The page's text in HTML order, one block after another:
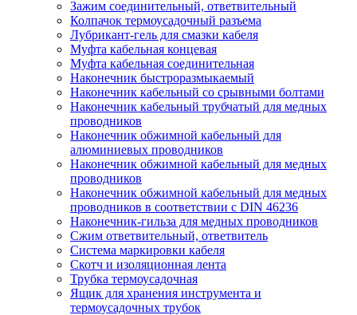
Зажим соединительный, ответвительный
Колпачок термоусадочный разъема
Лубрикант-гель для смазки кабеля
Муфта кабельная концевая
Муфта кабельная соединительная
Наконечник быстроразмыкаемый
Наконечник кабельный со срывными болтами
Наконечник кабельный трубчатый для медных
проводников
Наконечник обжимной кабельный для
алюминиевых проводников
Наконечник обжимной кабельный для медных
проводников
Наконечник обжимной кабельный для медных
проводников в соответствии с DIN 46236
Наконечник-гильза для медных проводников
Сжим ответвительный, ответвитель
Система маркировки кабеля
Скотч и изоляционная лента
Трубка термоусадочная
Ящик для хранения инструмента и
термоусадочных трубок